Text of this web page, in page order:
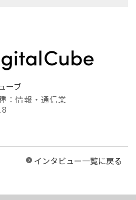
ーブ
：情報・通信業
インタビュー一覧に戻る